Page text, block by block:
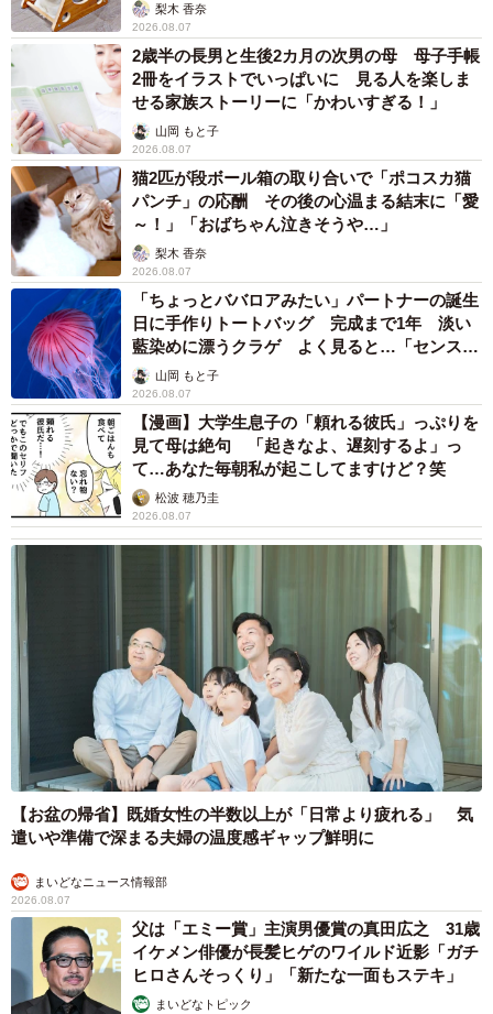
梨木 香奈
2026.08.07
2歳半の長男と生後2カ月の次男の母 母子手帳
2冊をイラストでいっぱいに 見る人を楽しま
せる家族ストーリーに「かわいすぎる！」
山岡 もと子
2026.08.07
猫2匹が段ボール箱の取り合いで「ポコスカ猫
パンチ」の応酬 その後の心温まる結末に「愛
～！」「おばちゃん泣きそうや…」
梨木 香奈
2026.08.07
「ちょっとババロアみたい」パートナーの誕生
日に手作りトートバッグ 完成まで1年 淡い
藍染めに漂うクラゲ よく見ると…「センスす
ごい」山岡 もと子
2026.08.07
【漫画】大学生息子の「頼れる彼氏」っぷりを
見て母は絶句 「起きなよ、遅刻するよ」っ
て…あなた毎朝私が起こしてますけど？笑
松波 穂乃圭
2026.08.07
【お盆の帰省】既婚女性の半数以上が「日常より疲れる」 気
遣いや準備で深まる夫婦の温度感ギャップ鮮明に
まいどなニュース情報部
2026.08.07
父は「エミー賞」主演男優賞の真田広之 31歳
イケメン俳優が長髪ヒゲのワイルド近影「ガチ
ヒロさんそっくり」「新たな一面もステキ」
まいどなトピック